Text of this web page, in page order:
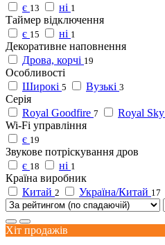
є 13 ні 1
Таймер відключення
є 15 ні 1
Декоративне наповнення
Дрова, корчі 19
Особливості
Широкі 5 Вузькі 3
Серія
Royal Goodfire 7 Royal Sky
Wi-Fi управління
є 19
Звукове потріскування дров
є 18 ні 1
Країна виробник
Китай 2 Україна/Китай 17
Хіт продажів